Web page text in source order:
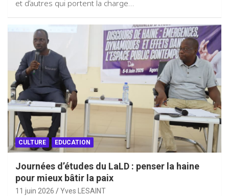
et d’autres qui portent la charge…
CULTURE EDUCATION
Journées d’études du LaLD : penser la haine
pour mieux bâtir la paix
11 juin 2026 Yves LESAINT